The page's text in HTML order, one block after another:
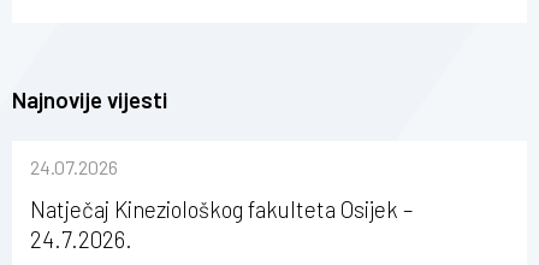
Najnovije vijesti
24.07.2026
Natječaj Kineziološkog fakulteta Osijek –
24.7.2026.